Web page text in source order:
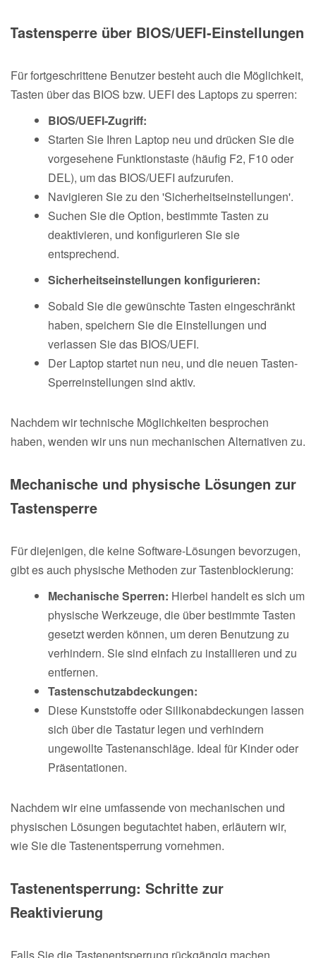
Tastensperre über BIOS/UEFI-Einstellungen
Für fortgeschrittene Benutzer besteht auch die Möglichkeit,
Tasten über das BIOS bzw. UEFI des Laptops zu sperren:
BIOS/UEFI-Zugriff:
Starten Sie Ihren Laptop neu und drücken Sie die
vorgesehene Funktionstaste (häufig F2, F10 oder
DEL), um das BIOS/UEFI aufzurufen.
Navigieren Sie zu den 'Sicherheitseinstellungen'.
Suchen Sie die Option, bestimmte Tasten zu
deaktivieren, und konfigurieren Sie sie
entsprechend.
Sicherheitseinstellungen konfigurieren:
Sobald Sie die gewünschte Tasten eingeschränkt
haben, speichern Sie die Einstellungen und
verlassen Sie das BIOS/UEFI.
Der Laptop startet nun neu, und die neuen Tasten-
Sperreinstellungen sind aktiv.
Nachdem wir technische Möglichkeiten besprochen
haben, wenden wir uns nun mechanischen Alternativen zu.
Mechanische und physische Lösungen zur
Tastensperre
Für diejenigen, die keine Software-Lösungen bevorzugen,
gibt es auch physische Methoden zur Tastenblockierung:
Mechanische Sperren: Hierbei handelt es sich um
physische Werkzeuge, die über bestimmte Tasten
gesetzt werden können, um deren Benutzung zu
verhindern. Sie sind einfach zu installieren und zu
entfernen.
Tastenschutzabdeckungen:
Diese Kunststoffe oder Silikonabdeckungen lassen
sich über die Tastatur legen und verhindern
ungewollte Tastenanschläge. Ideal für Kinder oder
Präsentationen.
Nachdem wir eine umfassende von mechanischen und
physischen Lösungen begutachtet haben, erläutern wir,
wie Sie die Tastenentsperrung vornehmen.
Tastenentsperrung: Schritte zur
Reaktivierung
Falls Sie die Tastenentsperrung rückgängig machen